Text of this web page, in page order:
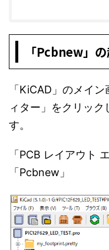
「Pcbnew」
「KiCAD」のメイ
ィター」をクリッ
す。
「PCB レイアウト
「Pcbnew」